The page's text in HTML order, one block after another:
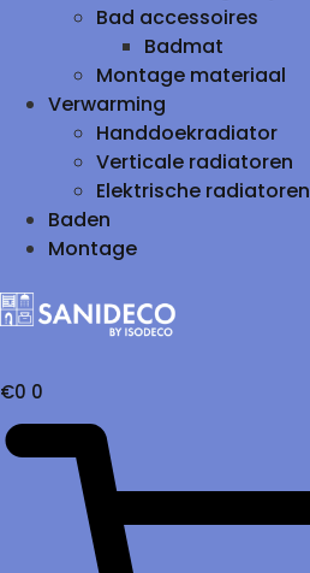
Bad accessoires
Badmat
Montage materiaal
Verwarming
Handdoekradiator
Verticale radiatoren
Elektrische radiatoren
Baden
Montage
€0 0